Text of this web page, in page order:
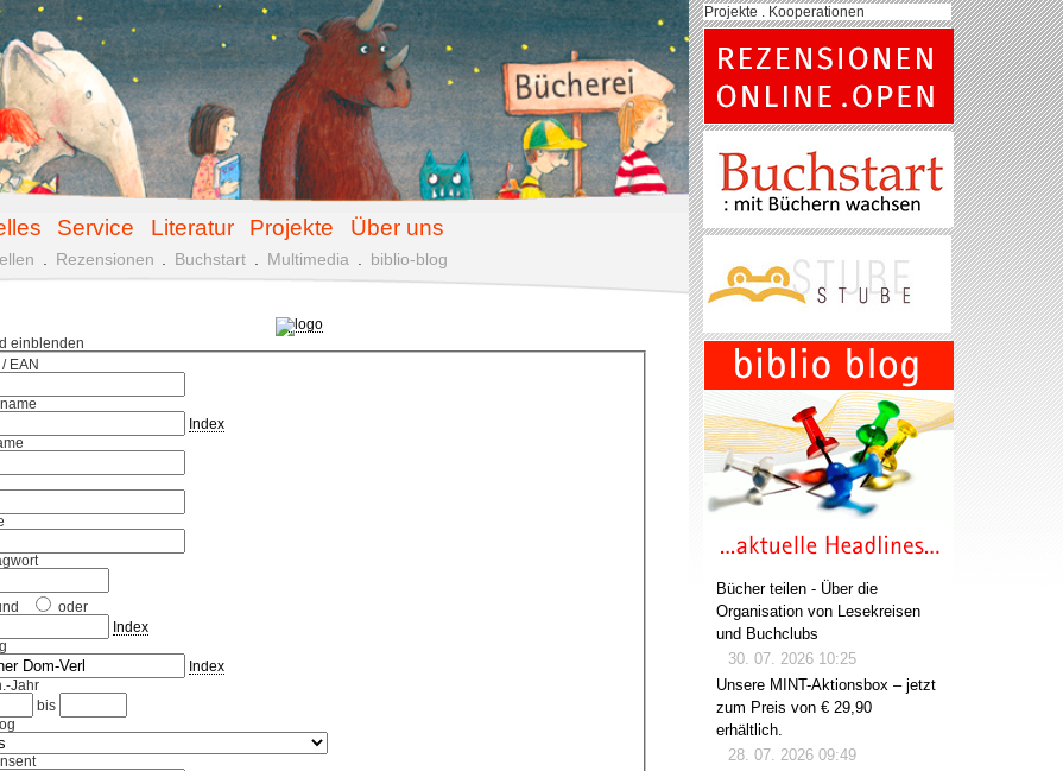
Service Literatur Projekte Über uns
Rezensionen Buchstart Multimedia biblio-blog
einblenden
/ EAN
Index
oder
Index
Index
Jahr
bis
Projekte . Kooperationen
Bücher teilen - Über die
Organisation von Lesekreisen
und Buchclubs
30. 07. 2026 10:25
Unsere MINT-Aktionsbox – jetzt
zum Preis von € 29,90
erhältlich.
28. 07. 2026 09:49